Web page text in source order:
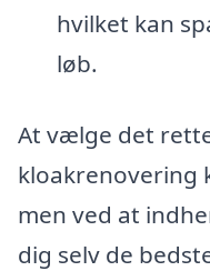
hvilket kan
løb.
At vælge det
kloakrenovering
men ved at
dig selv de